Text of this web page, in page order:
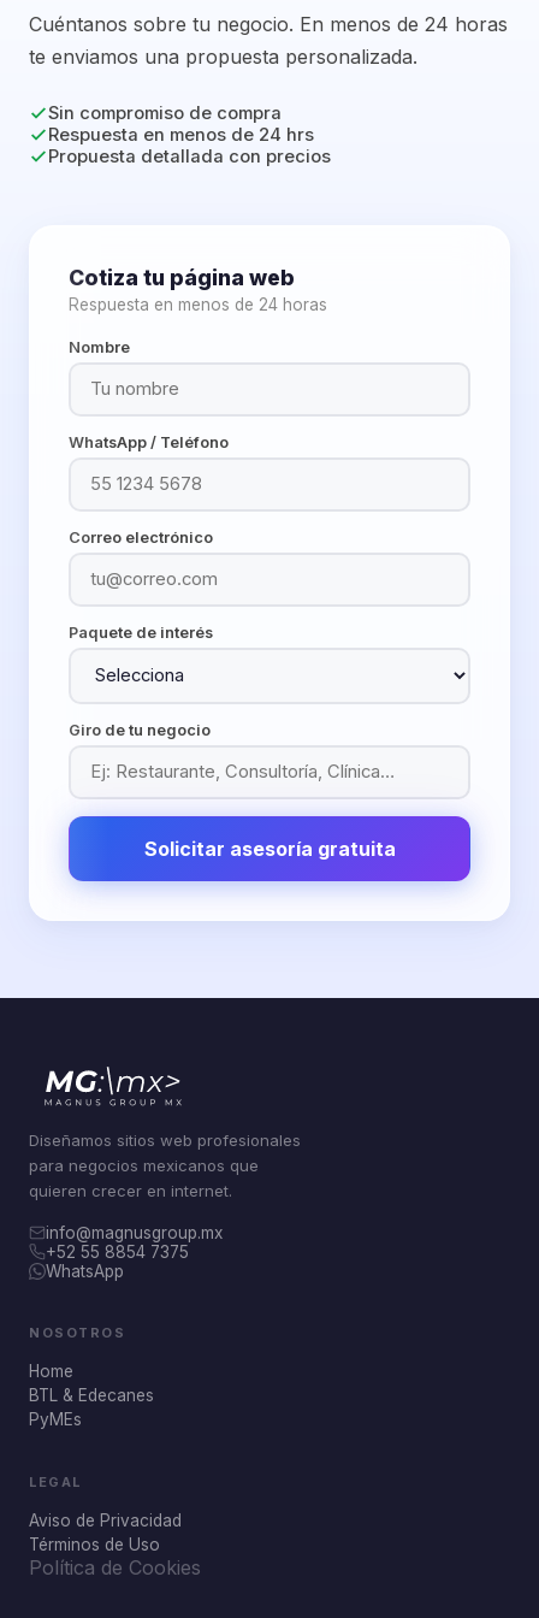
Cuéntanos sobre tu negocio. En menos de 24 horas
te enviamos una propuesta personalizada.
Sin compromiso de compra
Respuesta en menos de 24 hrs
Propuesta detallada con precios
Cotiza tu página web
Respuesta en menos de 24 horas
Nombre
WhatsApp / Teléfono
Correo electrónico
Paquete de interés
Giro de tu negocio
Solicitar asesoría gratuita
Diseñamos sitios web profesionales
para negocios mexicanos que
quieren crecer en internet.
info@magnusgroup.mx
+52 55 8854 7375
WhatsApp
NOSOTROS
Home
BTL & Edecanes
PyMEs
LEGAL
Aviso de Privacidad
Términos de Uso
Política de Cookies